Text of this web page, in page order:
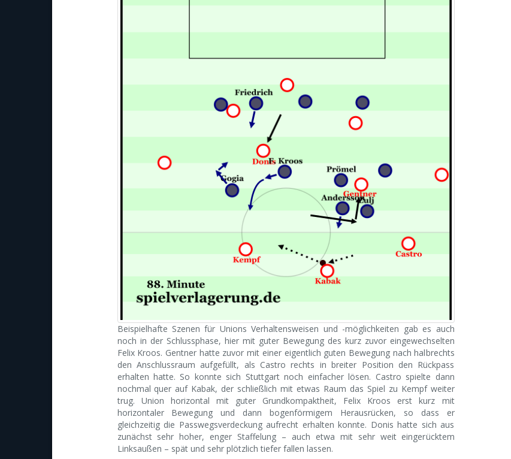
Beispielhafte Szenen für Unions Verhaltensweisen und -möglichkeiten gab es auch
noch in der Schlussphase, hier mit guter Bewegung des kurz zuvor eingewechselten
Felix Kroos. Gentner hatte zuvor mit einer eigentlich guten Bewegung nach halbrechts
den Anschlussraum aufgefüllt, als Castro rechts in breiter Position den Rückpass
erhalten hatte. So konnte sich Stuttgart noch einfacher lösen. Castro spielte dann
nochmal quer auf Kabak, der schließlich mit etwas Raum das Spiel zu Kempf weiter
trug. Union horizontal mit guter Grundkompaktheit, Felix Kroos erst kurz mit
horizontaler Bewegung und dann bogenförmigem Herausrücken, so dass er
gleichzeitig die Passwegsverdeckung aufrecht erhalten konnte. Donis hatte sich aus
zunächst sehr hoher, enger Staffelung – auch etwa mit sehr weit eingerücktem
Linksaußen – spät und sehr plötzlich tiefer fallen lassen.